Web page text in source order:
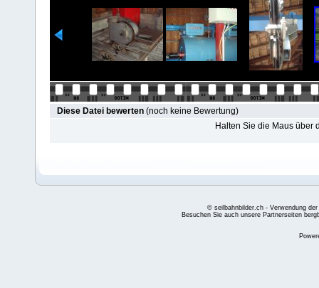
Diese Datei bewerten (noch keine Bewertung)
Halten Sie die Maus über
© seilbahnbilder.ch - Verwendung
Besuchen Sie auch unsere Partnerseiten